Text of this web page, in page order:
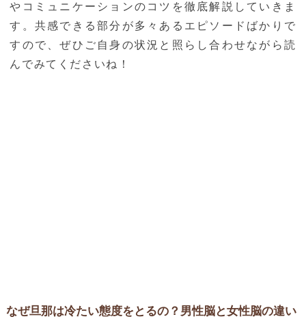
やコミュニケーションのコツを徹底解説していきま
す。共感できる部分が多々あるエピソードばかりで
すので、ぜひご自身の状況と照らし合わせながら読
んでみてくださいね！
なぜ旦那は冷たい態度をとるの？男性脳と女性脳の違い